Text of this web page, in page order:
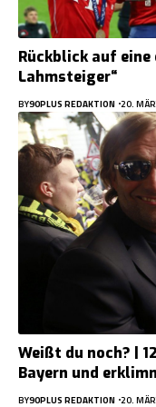
Rückblick auf
Lahmsteiger“
BY90PLUS REDAKTION 20.
Weißt du noch? |
Bayern und
BY90PLUS REDAKTION 20.